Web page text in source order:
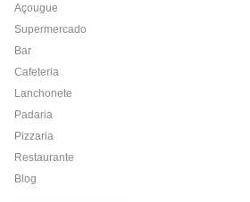
Açougue
Supermercado
Bar
Cafeteria
Lanchonete
Padaria
Pizzaria
Restaurante
Blog